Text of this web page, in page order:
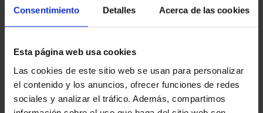
Consentimiento Detalles Acerca de las cookies
Esta página web usa cookies
Las cookies de este sitio web se usan para personalizar
el contenido y los anuncios, ofrecer funciones de redes
sociales y analizar el tráfico. Además, compartimos
Découvrez les portes automatiques Manusa
dans les quartiers de Barcelone